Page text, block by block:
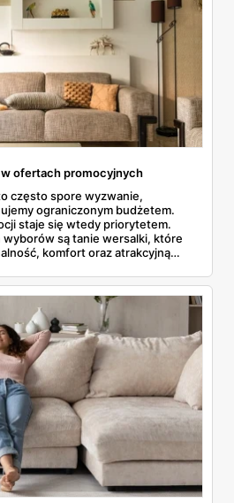
ofertach promocyjnych
często spore wyzwanie,
ograniczonym budżetem.
staje się wtedy priorytetem.
są tanie wersalki, które
komfort oraz atrakcyjną
uwagę przy ich zakupie.